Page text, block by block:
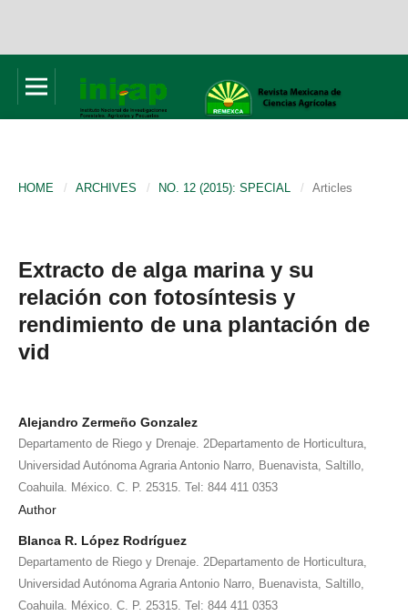
HOME / ARCHIVES / NO. 12 (2015): SPECIAL / Articles
Extracto de alga marina y su
relación con fotosíntesis y
rendimiento de una plantación de
vid
Alejandro Zermeño Gonzalez
Departamento de Riego y Drenaje. 2Departamento de Horticultura,
Universidad Autónoma Agraria Antonio Narro, Buenavista, Saltillo,
Coahuila. México. C. P. 25315. Tel: 844 411 0353
Author
Blanca R. López Rodríguez
Departamento de Riego y Drenaje. 2Departamento de Horticultura,
Universidad Autónoma Agraria Antonio Narro, Buenavista, Saltillo,
Coahuila. México. C. P. 25315. Tel: 844 411 0353